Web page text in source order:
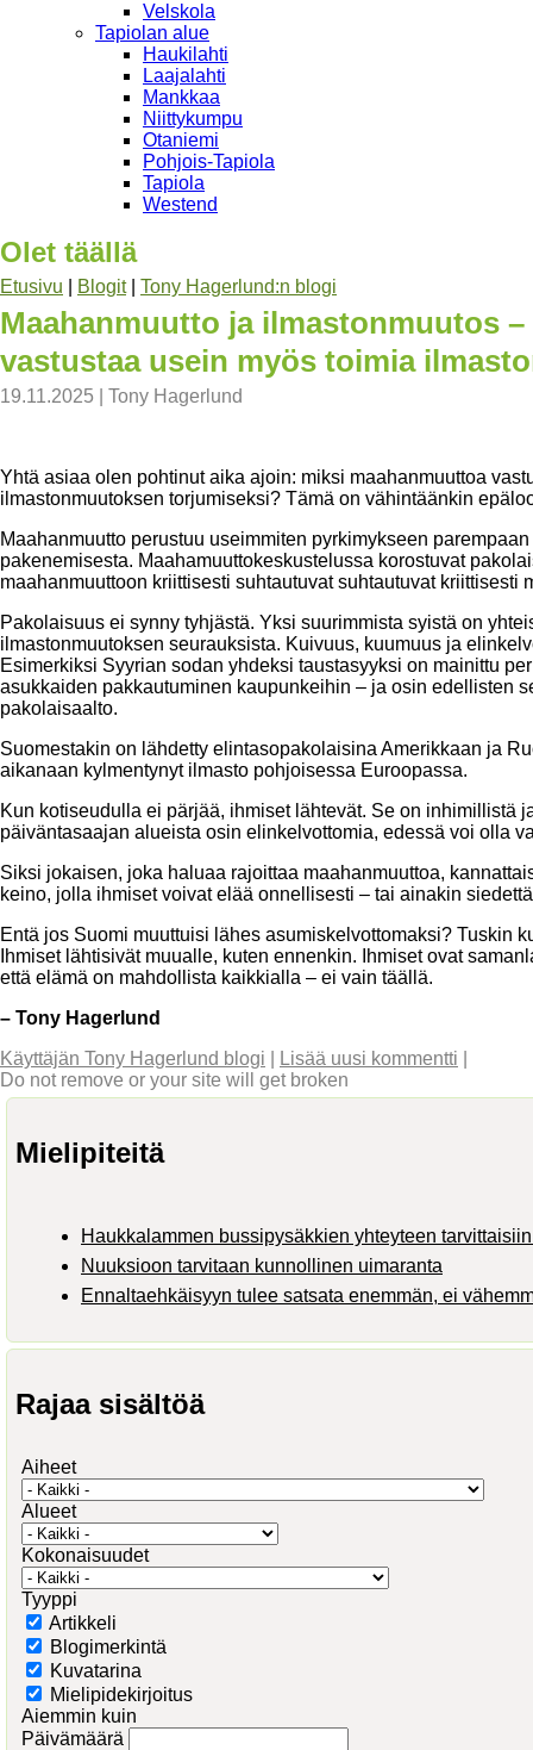
Velskola
Tapiolan alue
Haukilahti
Laajalahti
Mankkaa
Niittykumpu
Otaniemi
Pohjois-Tapiola
Tapiola
Westend
Olet täällä
Etusivu Blogit| Tony Hagerlund:n blogi
Maahanmuutto ja ilmastonmuutos
vastustaa usein myös toimia
19.11.2025 Tony Hagerlund
Yhtä asiaa olen pohtinut aika ajoin: miksi maahanmuuttoa
ilmastonmuutoksen torjumiseksi? Tämä on vähintäänkin
Maahanmuutto perustuu useimmiten pyrkimykseen
pakenemisesta. Maahamuuttokeskustelussa korostuvat
maahanmuuttoon kriittisesti suhtautuvat suhtautuvat kriittisesti
Pakolaisuus ei synny tyhjästä. Yksi suurimmista syistä on
ilmastonmuutoksen seurauksista. Kuivuus, kuumuus ja
Esimerkiksi Syyrian sodan yhdeksi taustasyyksi on mainittu
asukkaiden pakkautuminen kaupunkeihin – ja osin edellisten
pakolaisaalto.
Suomestakin on lähdetty elintasopakolaisina Amerikkaan ja
aikanaan kylmentynyt ilmasto pohjoisessa Euroopassa.
Kun kotiseudulla ei pärjää, ihmiset lähtevät. Se on inhimillistä
päiväntasaajan alueista osin elinkelvottomia, edessä voi olla
Siksi jokaisen, joka haluaa rajoittaa maahanmuuttoa,
keino, jolla ihmiset voivat elää onnellisesti – tai ainakin
Entä jos Suomi muuttuisi lähes asumiskelvottomaksi? Tuskin
Ihmiset lähtisivät muualle, kuten ennenkin. Ihmiset ovat
että elämä on mahdollista kaikkialla – ei vain täällä.
– Tony Hagerlund
Käyttäjän Tony Hagerlund blogi
Lisää uusi kommentti
Do not remove or your site will get broken
Mielipiteitä
Haukkalammen bussipysäkkien yhteyteen
Nuuksioon tarvitaan kunnollinen uimaranta
Ennaltaehkäisyyn tulee satsata enemmän, ei
Rajaa sisältöä
Aiheet
Alueet
Kokonaisuudet
Tyyppi
Artikkeli
Blogimerkintä
Kuvatarina
Mielipidekirjoitus
Aiemmin kuin
Päivämäärä